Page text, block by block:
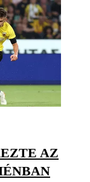
AZ